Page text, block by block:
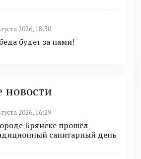
2026, 18:30
будет за нами!
новости
2026, 16:29
Брянске прошёл
санитарный день